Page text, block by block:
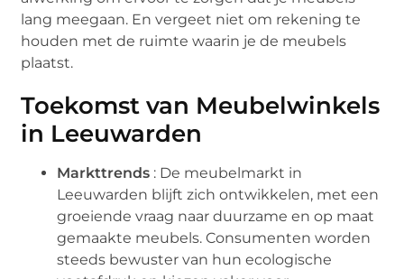
lang meegaan. En vergeet niet om rekening te
houden met de ruimte waarin je de meubels
plaatst.
Toekomst van Meubelwinkels
in Leeuwarden
Markttrends : De meubelmarkt in
Leeuwarden blijft zich ontwikkelen, met een
groeiende vraag naar duurzame en op maat
gemaakte meubels. Consumenten worden
steeds bewuster van hun ecologische